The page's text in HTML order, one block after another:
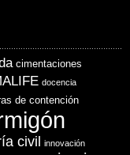
cimentaciones
docencia
de contención
civil innovación